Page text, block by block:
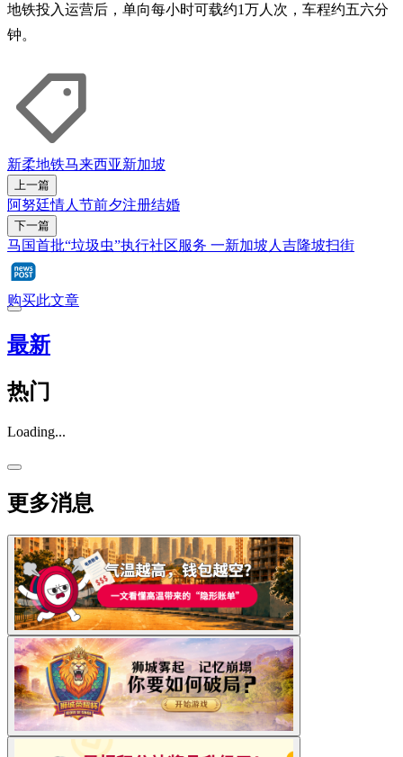
地铁投入运营后，单向每小时可载约1万人次，车程约五六分
钟。
新柔地铁马来西亚新加坡
上一篇
阿努廷情人节前夕注册结婚
下一篇
马国首批“垃圾虫”执行社区服务 一新加坡人吉隆坡扫街
购买此文章
最新
热门
Loading...
更多消息